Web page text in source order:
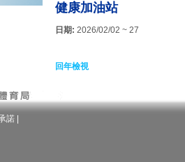
健康加油站
日期: 2026/02/02 ~ 27
回年檢視
諾